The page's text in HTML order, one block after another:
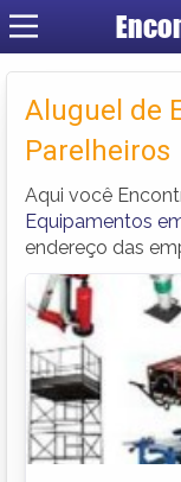
Aluguel de
Parelheiros
Aqui você
Equipamentos
endereço das